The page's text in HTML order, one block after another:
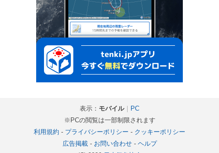
表示： モバイル｜ PC
※PCの閲覧は一部制限されます
利用規約 - プライバシーポリシー - クッキーポリシー
広告掲載- お問い合わせ- ヘルプ